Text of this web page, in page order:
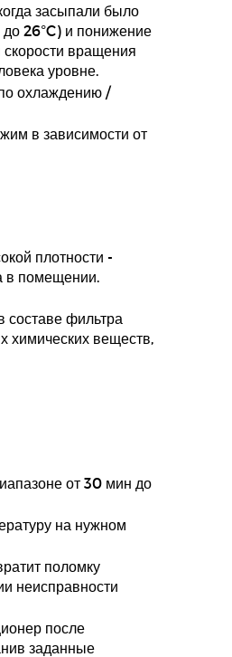
засыпали было
до 26°C) и понижение
скорости вращения
уровне.
охлаждению /
в зависимости от
плотности -
в помещении.
составе фильтра
химических веществ,
от 30 мин до
на нужном
поломку
неисправности
после
заданные